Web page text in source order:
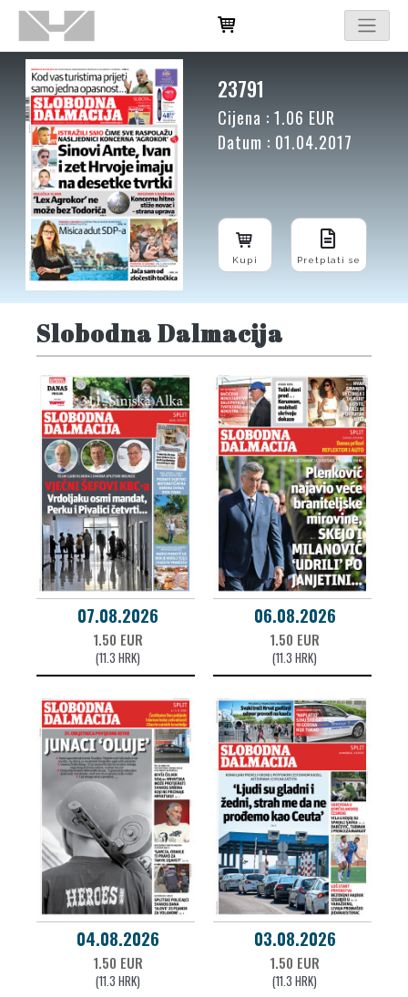
23791
Cijena : 1.06 EUR
Datum : 01.04.2017
Kupi Pretplati se
Slobodna Dalmacija
07.08.2026
1.50 EUR
(11.3 HRK)
06.08.2026
1.50 EUR
(11.3 HRK)
04.08.2026
1.50 EUR
(11.3 HRK)
03.08.2026
1.50 EUR
(11.3 HRK)